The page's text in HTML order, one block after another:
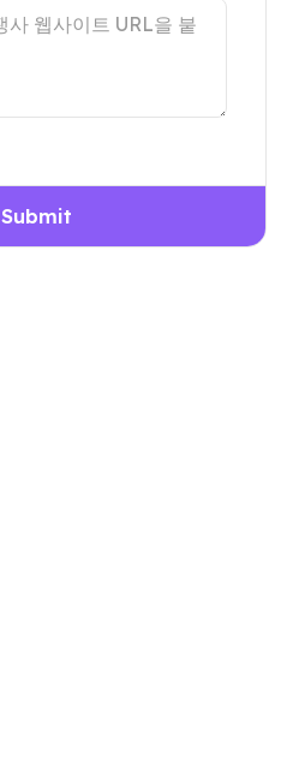
Submit